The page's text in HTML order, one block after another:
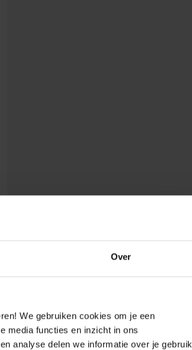
Over
We gebruiken cookies om je een
media functies en inzicht in ons
analyse delen we informatie over je gebruik